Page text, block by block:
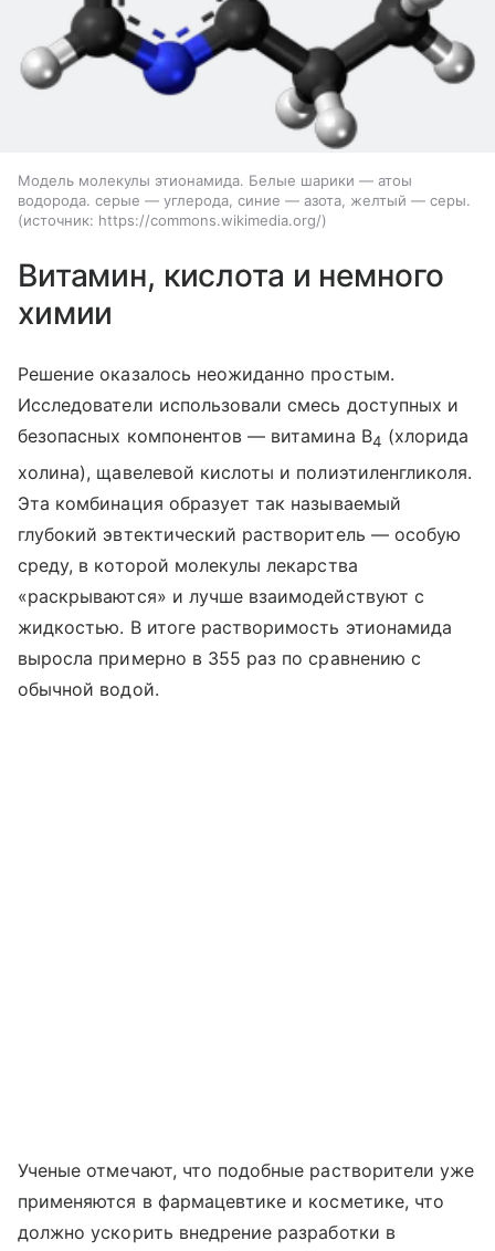
Модель молекулы этионамида. Белые шарики — атоы
водорода. серые — углерода, синие — азота, желтый — серы.
источник: https://commons.wikimedia.org/
Витамин, кислота и немного
химии
Решение оказалось неожиданно простым.
Исследователи использовали смесь доступных и
безопасных компонентов — витамина B4 (хлорида
холина), щавелевой кислоты и полиэтиленгликоля.
Эта комбинация образует так называемый
глубокий эвтектический растворитель — особую
среду, в которой молекулы лекарства
«раскрываются» и лучше взаимодействуют с
жидкостью. В итоге растворимость этионамида
выросла примерно в 355 раз по сравнению с
обычной водой.
Ученые отмечают, что подобные растворители уже
применяются в фармацевтике и косметике, что
должно ускорить внедрение разработки в